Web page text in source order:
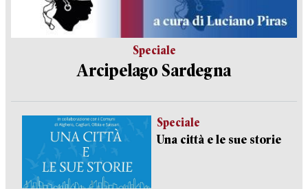
Speciale
Arcipelago Sardegna
Speciale
Una città e le sue storie